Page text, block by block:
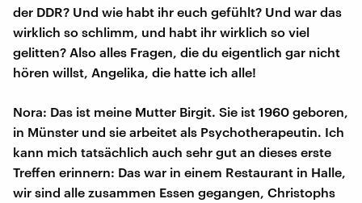
der DDR? Und wie habt ihr euch gefühlt? Und war das
wirklich so schlimm, und habt ihr wirklich so viel
gelitten? Also alles Fragen, die du eigentlich gar nicht
hören willst, Angelika, die hatte ich alle!
Nora: Das ist meine Mutter Birgit. Sie ist 1960 geboren,
in Münster und sie arbeitet als Psychotherapeutin. Ich
kann mich tatsächlich auch sehr gut an dieses erste
Treffen erinnern: Das war in einem Restaurant in Halle,
wir sind alle zusammen Essen gegangen, Christophs